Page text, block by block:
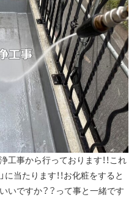
事から行っております！！これ
に当たります！！お化粧をすると
いですか？？って事と一緒です